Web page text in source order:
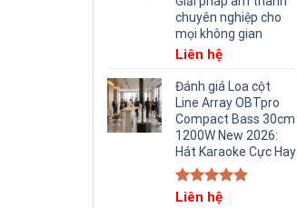
chuyên nghiệp cho
mọi không gian
Liên hệ
Đánh giá Loa cột
Line Array OBTpro
Compact Bass 30cm
1200W New 2026:
Hát Karaoke Cực Hay
Rated5.00
Liên hệ